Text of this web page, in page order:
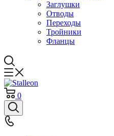
Заглушки
Отводы
Переходы
Тройники
Фланцы
0